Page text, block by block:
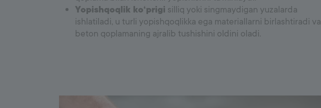
Yopishqoqlik ko‘prigi silliq yoki singmaydigan yuzalarda
ishlatiladi, u turli yopishqoqlikka ega materiallarni birlashtiradi va
beton qoplamaning ajralib tushishini oldini oladi.